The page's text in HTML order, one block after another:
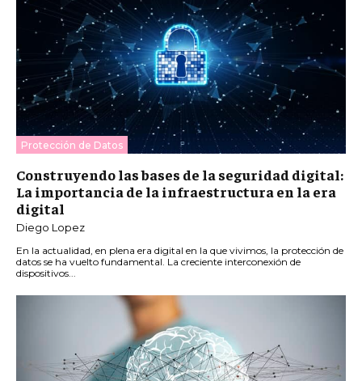
Protección de Datos
Construyendo las bases de la seguridad digital:
La importancia de la infraestructura en la era
digital
Diego Lopez
En la actualidad, en plena era digital en la que vivimos, la protección de
datos se ha vuelto fundamental. La creciente interconexión de
dispositivos...